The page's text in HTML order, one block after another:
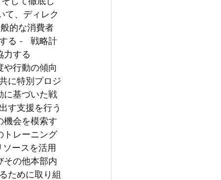
て、ディレク
的な消費者
る -   戦略計
力する
行動の傾向
に特別プロジ
に基づいた戦
す支援を行う
機会を模索す
トレーニング
ースを活用
その他本部内
ために取り組